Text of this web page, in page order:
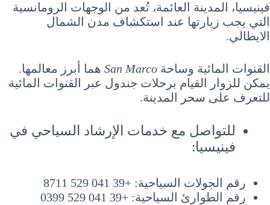
فينيسيا، المدينة العائمة، تُعد من الوجهات الرومانسية
التي يجب زيارتها عند استكشاف مدن الشمال
الايطالي.
القنوات المائية وساحة San Marco هما أبرز معالمها.
يمكن للزوار القيام برحلات جندول عبر القنوات المائية
للتعرف على سحر المدينة.
للتواصل مع خدمات الإرشاد السياحي في
فينيسيا:
رقم الجولات السياحية: +39 041 529 8711
رقم الطوارئ السياحية: +39 041 529 0399